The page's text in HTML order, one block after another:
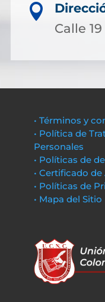

Calle 19
• Términos y
• Política de
Personales
• Políticas de
• Certificado
• Políticas de
• Mapa del Sitio